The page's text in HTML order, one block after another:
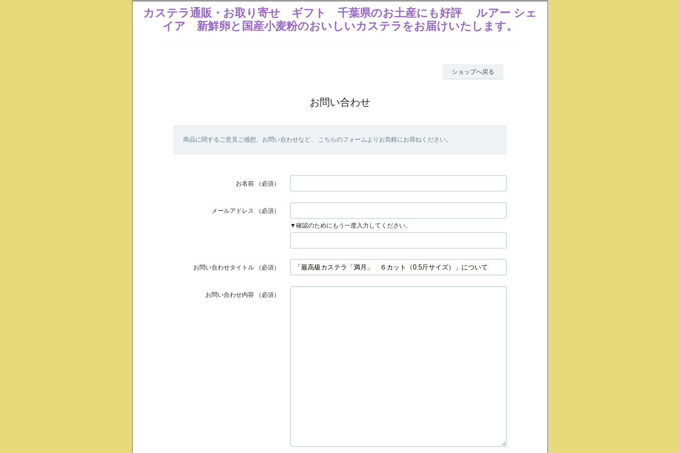
カステラ通販・お取り寄せ ギフト 千葉県のお土産にも好評 ルアー シェ
イア 新鮮卵と国産小麦粉のおいしいカステラをお届けいたします。
ショップへ戻る
お問い合わせ
商品に関するご意見ご感想、お問い合わせなど、 こちらのフォームよりお気軽にお尋ねください。
お名前 （必須）
メールアドレス （必須）
▼確認のためにもう一度入力してください。
お問い合わせタイトル （必須）
お問い合わせ内容 （必須）